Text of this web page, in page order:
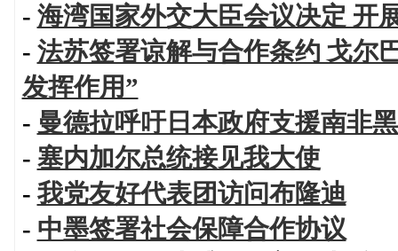
- 海湾国家外交大臣会议决定 开
- 法苏签署谅解与合作条约 戈尔
发挥作用”
- 曼德拉呼吁日本政府支援南非
- 塞内加尔总统接见我大使
- 我党友好代表团访问布隆迪
- 中墨签署社会保障合作协议